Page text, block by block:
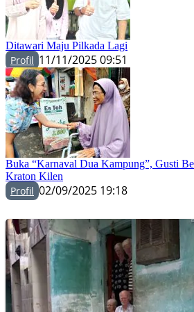
Ditawari Maju Pilkada Lagi
Profil 11/11/2025 09:51
Buka “Karnaval Dua Kampung”, Gusti
Kraton Kilen
Profil 02/09/2025 19:18